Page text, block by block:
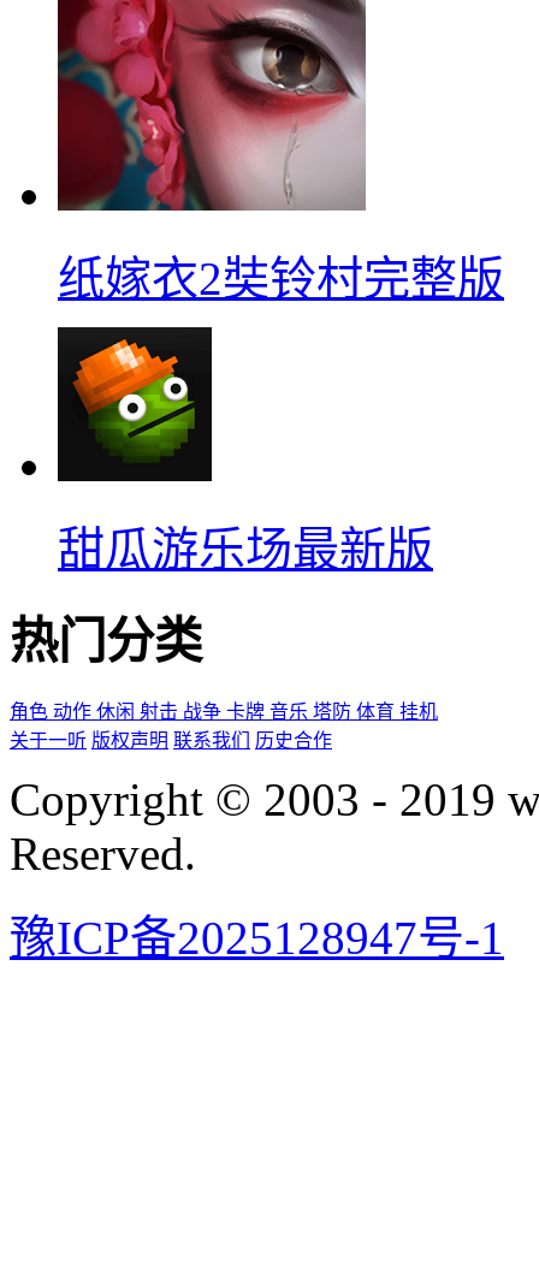
纸嫁衣2奘铃村完整版
甜瓜游乐场最新版
热门分类
角色 动作 休闲 射击 战争 卡牌 音乐 塔防 体育 挂机
关于一听 版权声明 联系我们 历史合作
Copyright © 2003 - 2019
Reserved.
豫ICP备2025128947号-1